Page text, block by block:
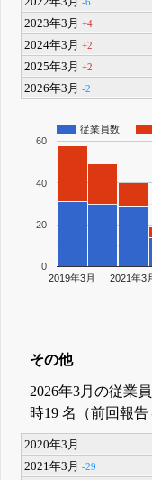
2023年3月+4
2024年3月+2
2025年3月+2
2026年3月-2
従業員数
2019年3月 2021年3
0
20
40
60
その他
2026年3月の従業
時19 名（前回報告
2020年3月
2021年3月-29